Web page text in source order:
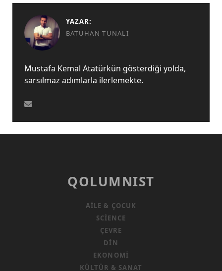
YAZAR:
BATUHAN TUNALI
Mustafa Kemal Atatürkün gösterdiği yolda,
sarsılmaz adımlarla ilerlemekte.
QOLUMNIST
AILE & ÇOCUK
SCIENCE
ÇEVRE
DIN
EKONOMI
KÜLTÜR & SANAT